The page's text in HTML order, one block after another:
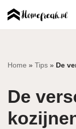
inhoud
Home » Tips » De
De